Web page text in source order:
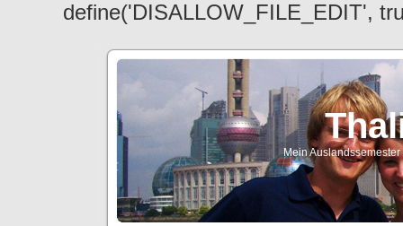
define('DISALLOW_FILE_EDIT',
Mein